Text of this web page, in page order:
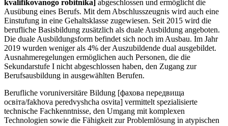
kvalifikovanogo robitnika] abgeschlossen und ermöglicht die
Ausübung eines Berufs. Mit dem Abschlusszeugnis wird auch eine
Einstufung in eine Gehaltsklasse zugewiesen. Seit 2015 wird die
berufliche Basisbildung zusätzlich als duale Ausbildung angeboten.
Die duale Ausbildungsform befindet sich noch im Ausbau. Im Jahr
2019 wurden weniger als 4% der Auszubildende dual ausgebildet.
Ausnahmeregelungen ermöglichen auch Personen, die die
Sekundarstufe I nicht abgeschlossen haben, den Zugang zur
Berufsausbildung in ausgewählten Berufen.
Berufliche voruniversitäre Bildung [фахова передвища
освіта/fakhova peredvyshcha osvita] vermittelt spezialisierte
technische Fachkenntnisse, den Umgang mit komplexen
Technologien sowie die Fähigkeit zur Problemlösung in atypischen